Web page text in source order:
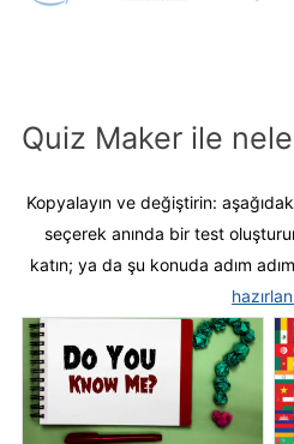
Quiz Maker ile
Kopyalayın ve değiştirin:
seçerek anında bir test
katın; ya da şu konuda adım